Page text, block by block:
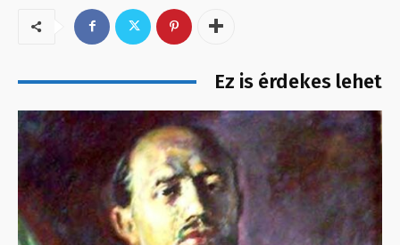
Ez is érdekes lehet